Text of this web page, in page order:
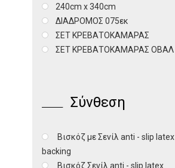
240cm x 340cm
ΔΙΑΔΡΟΜΟΣ 075εκ
ΣΕΤ ΚΡΕΒΑΤΟΚΑΜΑΡΑΣ
ΣΕΤ ΚΡΕΒΑΤΟΚΑΜΑΡΑΣ ΟΒΑΛ
Σύνθεση
Βισκόζ με Σενίλ anti - slip latex
backing
Βισκόζ Σενίλ anti - slip latex